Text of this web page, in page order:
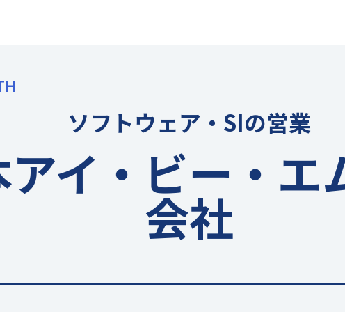
ソフトウェア・SIの営業
アイ・ビー・エ
会社